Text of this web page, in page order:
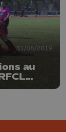
31/08/2019
au